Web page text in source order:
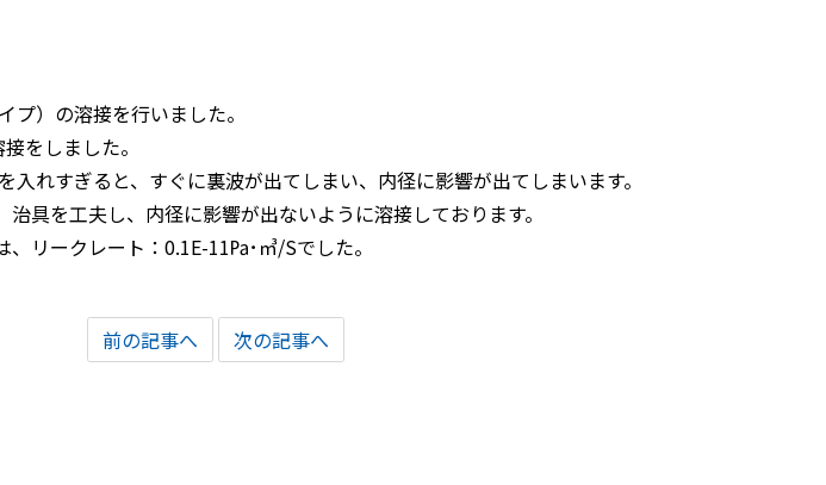
プ）の溶接を行いました。
をしました。
れすぎると、すぐに裏波が出てしまい、内径に影響が出てしまいます。
具を工夫し、内径に影響が出ないように溶接しております。
リークレート：0.1E-11㎩･㎥/Sでした。
前の記事へ 次の記事へ